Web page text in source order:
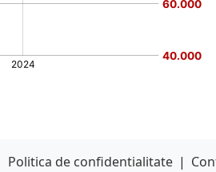
Politica de confidentialitate |